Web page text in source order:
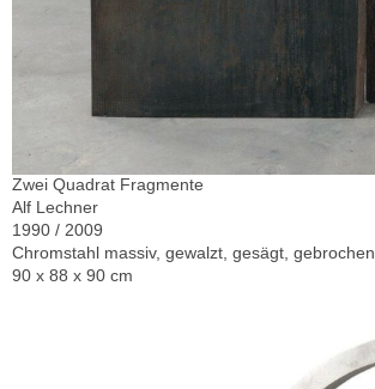
Zwei Quadrat Fragmente
Alf Lechner
1990 / 2009
Chromstahl massiv, gewalzt, gesägt, gebrochen
90 x 88 x 90 cm